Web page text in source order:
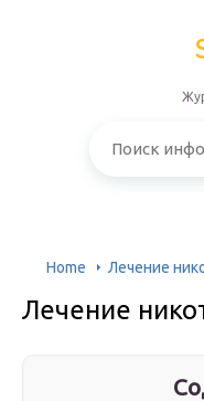
Home Лечение
Лечение